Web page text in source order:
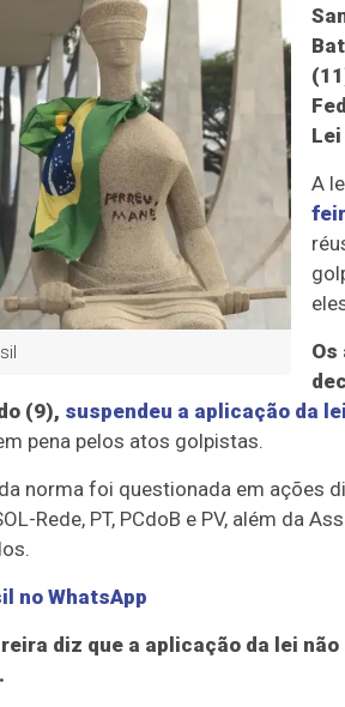
A
Os
(9), suspendeu a aplicação da
pena pelos atos golpistas.
norma foi questionada em ações
Rede, PT, PCdoB e PV, além da
no WhatsApp
diz que a aplicação da lei